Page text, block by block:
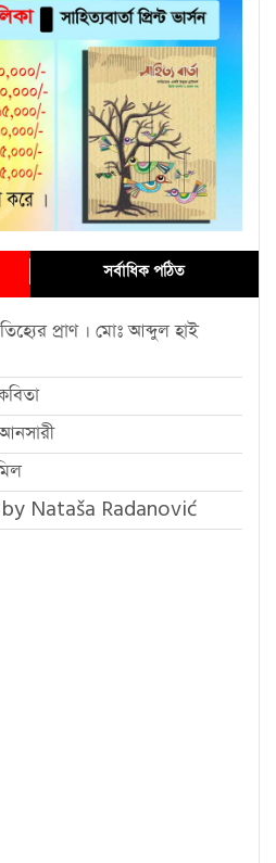
সর্বাধিক পঠিত
প্রাণ । মোঃ আব্দুল হাই
Nataša Radanović